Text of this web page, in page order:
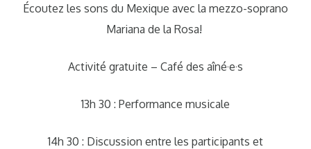
Écoutez les sons du Mexique avec la mezzo-soprano
Mariana de la Rosa!
Activité gratuite – Café des aîné·e·s
13h 30 : Performance musicale
14h 30 : Discussion entre les participants et